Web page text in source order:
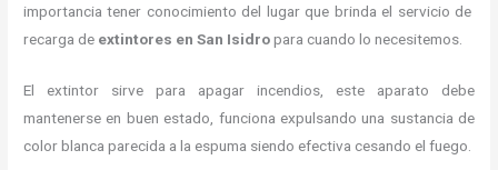
importancia tener conocimiento del lugar que brinda el servicio de
recarga de extintores en San Isidropara cuando lo necesitemos.
El extintor sirve para apagar incendios, este aparato debe
mantenerse en buen estado, funciona expulsando una sustancia de
color blanca parecida a la espuma siendo efectiva cesando el fuego.